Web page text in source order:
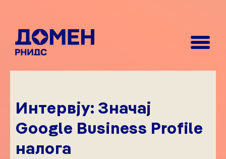
Интервју: Значај
Google Business Profile
налога